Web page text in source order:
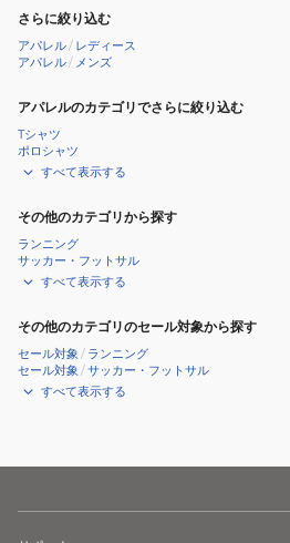
袖
シ
ツ
ベ
ー
ュ
S-
LL
イ
ズ
AJCJB55
レ
さらに絞り込む
アパレル/ レディース
アパレル/ メンズ
アパレルのカテゴリでさらに絞り込む
Tシャツ
ポロシャツ
すべて表示する
その他のカテゴリから探す
ランニング
サッカー・フットサル
すべて表示する
その他のカテゴリのセール対象から探す
セール対象 / ランニング
セール対象 /サッカー・フットサル
すべて表示する